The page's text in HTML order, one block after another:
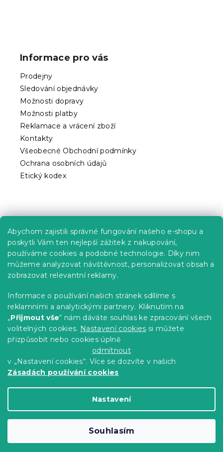
Abychom zajistili správné fungování našeho e-shopu a
poskytli Vám ten nejlepší zážitek z nakupování,
používáme cookies a podobné technologie. Díky nim
můžeme analyzovat návštěvnost, personalizovat obsah a
zobrazovat relevantní reklamy.
Informace o používání našich stránek sdílíme s
reklamními a analytickými partnery. Kliknutím na
„Přijmout vše“ nám dáváte souhlas ke zpracování všech
volitelných cookies. Nastavení cookies si můžete
přizpůsobit nebo cookies úplně
odmítnout
v „Nastavení cookies“. Více se dozvíte v našich
Zásadách používání cookies
Nastavení
Souhlasím
Informace pro vás
Prodejny
Sledování objednávky
Možnosti dopravy
Možnosti platby
Reklamace a vrácení zboží
Kontakty
Všeobecné Obchodní podmínky
Ochrana osobních údajů
Etický kodex
Kariéra
Poptávky a B2B spolupráce
Proč se u nás registrovat?
Věrnostní program - Sleva až 10 %
Návody
Tabulky velikostí
Blog
Copyright 2026Výprodej povlečení. Všechna
práva vyhrazena.Upravit nastavení cookies